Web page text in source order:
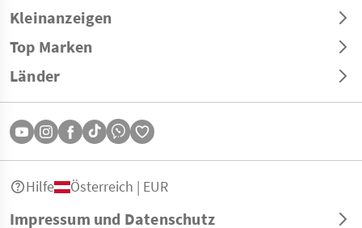
Kleinanzeigen
Top Marken
Länder
Impressum und Datenschutz
Hilfe Österreich | EUR